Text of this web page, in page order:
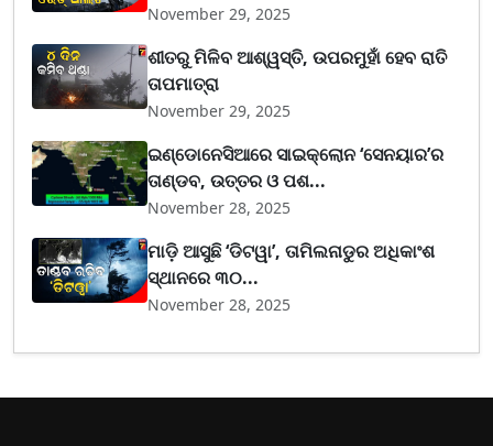
November 29, 2025
ଶୀତରୁ ମିଳିବ ଆଶ୍ୱସ୍ତି, ଉପରମୁହାଁ ହେବ ରାତି
ତାପମାତ୍ରା
November 29, 2025
ଇଣ୍ଡୋନେସିଆରେ ସାଇକ୍ଲୋନ ‘ସେନୟାର’ର
ତାଣ୍ଡବ, ଉତ୍ତର ଓ ପଶ...
November 28, 2025
ମାଡ଼ି ଆସୁଛି ‘ଡିଟୱା’, ତାମିଲନାଡୁର ଅଧିକାଂଶ
ସ୍ଥାନରେ ୩୦...
November 28, 2025